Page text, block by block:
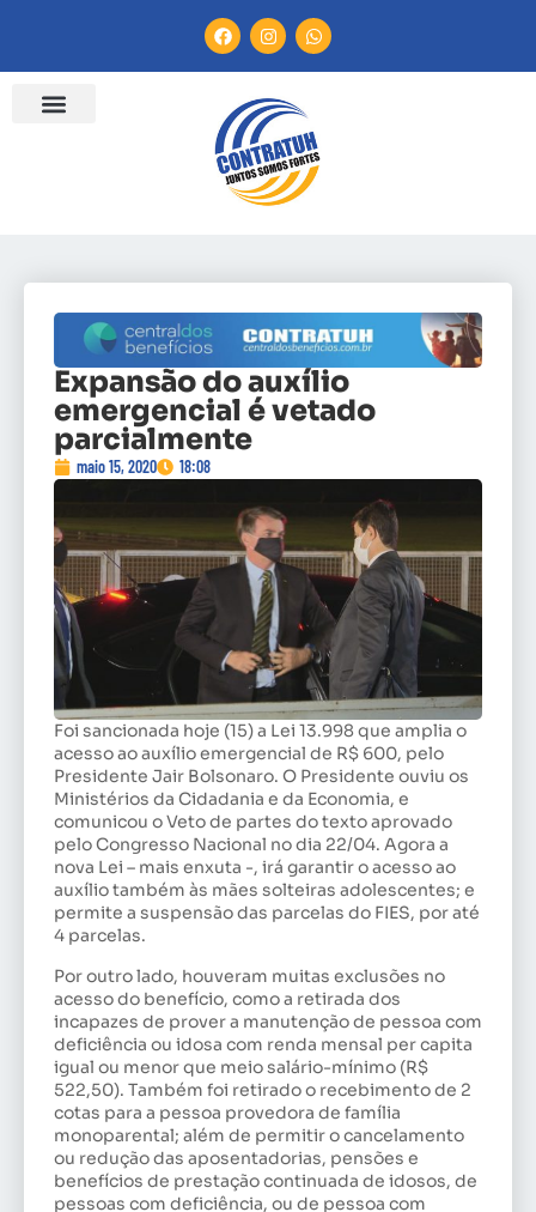
Expansão do auxílio
emergencial é vetado
parcialmente
maio 15, 2020 18:08
Foi sancionada hoje (15) a Lei 13.998 que amplia o
acesso ao auxílio emergencial de R$ 600, pelo
Presidente Jair Bolsonaro. O Presidente ouviu os
Ministérios da Cidadania e da Economia, e
comunicou o Veto de partes do texto aprovado
pelo Congresso Nacional no dia 22/04. Agora a
nova Lei – mais enxuta -, irá garantir o acesso ao
auxílio também às mães solteiras adolescentes; e
permite a suspensão das parcelas do FIES, por até
4 parcelas.
Por outro lado, houveram muitas exclusões no
acesso do benefício, como a retirada dos
incapazes de prover a manutenção de pessoa com
deficiência ou idosa com renda mensal per capita
igual ou menor que meio salário-mínimo (R$
522,50). Também foi retirado o recebimento de 2
cotas para a pessoa provedora de família
monoparental; além de permitir o cancelamento
ou redução das aposentadorias, pensões e
benefícios de prestação continuada de idosos, de
pessoas com deficiência, ou de pessoa com